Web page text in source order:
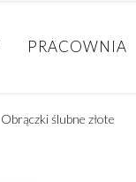
PRACOWNIA
Obrączki ślubne złote